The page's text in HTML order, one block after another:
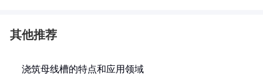
其他推荐
浇筑母线槽的特点和应用领域